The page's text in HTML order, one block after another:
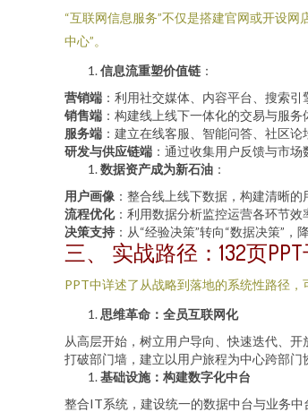
“互联网信息服务”不仅是搭建官网或开设
中心”。
信息流重塑价值链 ：
营销端 ：利用社交媒体、内容平台、搜索
销售端 ：构建线上线下一体化的交易与服
服务端 ：建立在线客服、智能问答、社区
研发与供应链端 ：通过收集用户反馈与市
数据资产成为新石油 ：
用户画像 ：整合线上线下数据，构建清晰
流程优化：利用数据分析监控运营各环节效
决策支持 ：从“经验决策”转向“数据决策”，
三、 实战路径：132页
PPT中详述了从战略到落地的系统性路径，
思维革命：全员互联网化
从高层开始，树立用户导向、快速迭代、开
打破部门墙，建立以用户旅程为中心跨部门
基础设施：构建数字化中台
整合IT系统，建设统一的数据中台与业务中